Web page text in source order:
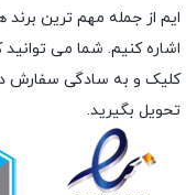
ایم از جمله مهم ترین برند
اشاره کنیم. شما می
کلیک و به سادگی سفارش
تحویل بگیرید.